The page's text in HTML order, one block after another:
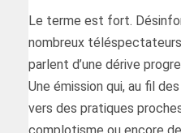
Le terme est fort.
nombreux
parlent d’une dérive
Une émission qui, au fil
vers des pratiques